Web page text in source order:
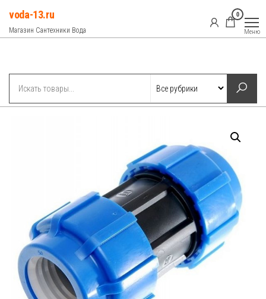
Перейти
содержимому
voda-13.ru
Магазин Сантехники Вода
0
Меню